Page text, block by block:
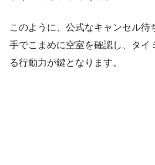
このように、公式なキャンセル待
手でこまめに空室を確認し、タイ
る行動力が鍵となります。